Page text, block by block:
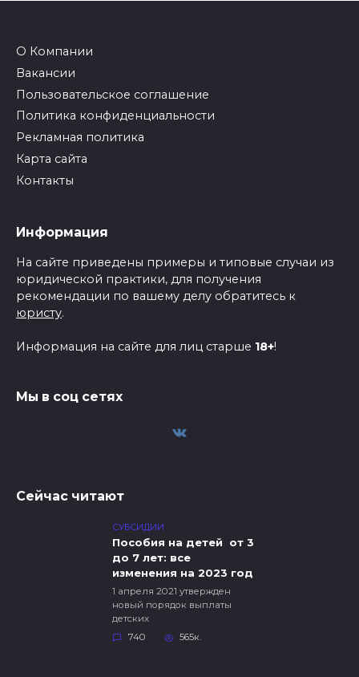
О Компании
Вакансии
Пользовательское соглашение
Политика конфиденциальности
Рекламная политика
Карта сайта
Контакты
Информация
На сайте приведены примеры и типовые случаи из
юридической практики, для получения
рекомендации по вашему делу обратитесь к
юристу.
Информация на сайте для лиц старше 18+!
Мы в соц сетях
Сейчас читают
СУБСИДИИ
Пособия на детей от 3
до 7 лет: все
изменения на 2023 год
1 апреля 2021 утвержден
новый порядок выплаты
детских
740
565к.